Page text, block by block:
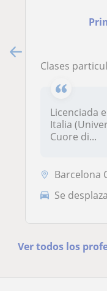
Clases particulares
Licenciada
Italia
Cuore di...
Barcelona
Se
Ver todos los